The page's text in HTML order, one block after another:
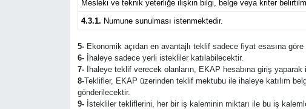
Mesleki ve teknik yeterliğe ilişkin bilgi, belge veya kriter
4.3.1. Numune sunulması istenmektedir.
5-Ekonomik açıdan en avantajlı teklif sadece fiyat esasına göre
6-İhaleye sadece yerli istekliler katılabilecektir.
7-İhaleye teklif verecek olanların, EKAP hesabına giriş yaparak
8-Teklifler, EKAP üzerinden teklif mektubu ile ihaleye katılım
gönderilecektir.
9-İstekliler tekliflerini, her bir iş kaleminin miktarı ile bu iş